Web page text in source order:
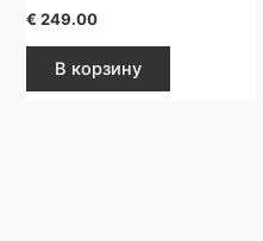
€ 249.00
В корзину